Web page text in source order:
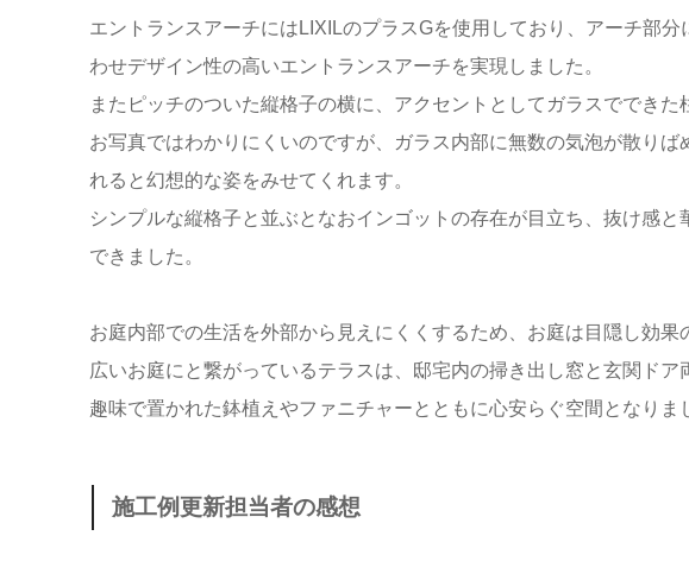
エントランスアーチにはLIXILのプラスGを使用しており、アーチ部
わせデザイン性の高いエントランスアーチを実現しました。
またピッチのついた縦格子の横に、アクセントとしてガラスでできた
お写真ではわかりにくいのですが、ガラス内部に無数の気泡が散り
れると幻想的な姿をみせてくれます。
シンプルな縦格子と並ぶとなおインゴットの存在が目立ち、抜け感
できました。
お庭内部での生活を外部から見えにくくするため、お庭は目隠し効果
広いお庭にと繋がっているテラスは、邸宅内の掃き出し窓と玄関ド
趣味で置かれた鉢植えやファニチャーとともに心安らぐ空間となりま
施工例更新担当者の感想